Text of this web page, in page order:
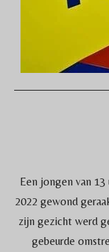
Een jongen van 13
2022 gewond
zijn gezicht werd
gebeurde